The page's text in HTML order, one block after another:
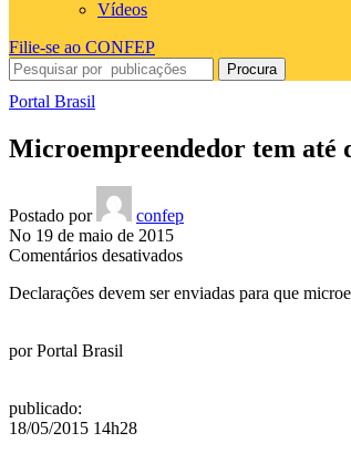
Vídeos
Filie-se ao CONFEP
Procura
Portal Brasil
Microempreendedor tem até
Postado por
confep
No 19 de maio de 2015
Comentários desativadosem
tem
Declarações devem ser enviadas para que
porPortal Brasil
publicado:
18/05/2015 14h28